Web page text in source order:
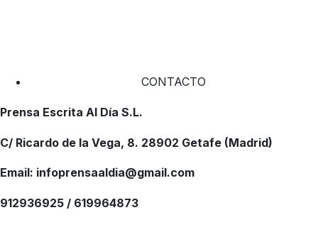
CONTACTO
Prensa Escrita Al Día S.L.
C/ Ricardo de la Vega, 8. 28902 Getafe (Madrid)
Email: infoprensaaldia@gmail.com
912936925 / 619964873